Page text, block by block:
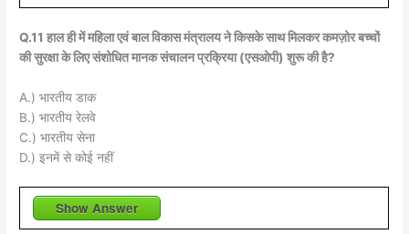
Q.11 हाल ही में महिला एवं बाल विकास मंत्रालय ने किसके साथ मिलकर कमज़ोर बच्चों
की सुरक्षा के लिए संशोधित मानक संचालन प्रक्रिया (एसओपी) शुरू की है?
A.) भारतीय डाक
B.) भारतीय रेलवे
C.) भारतीय सेना
D.) इनमें से कोई नहीं
Show Answer